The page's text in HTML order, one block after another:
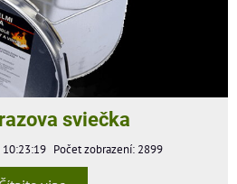
sviečka
10:23:19 Počet zobrazení: 2899